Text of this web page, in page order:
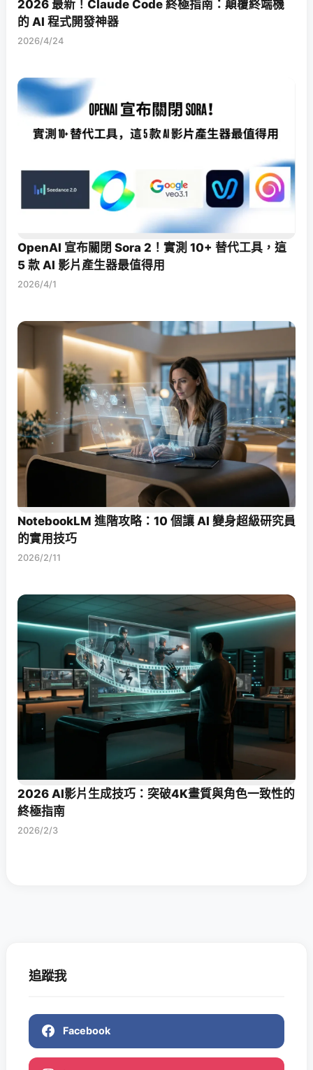
2026 最新！Claude Code 終極指南：顛覆終端機
的 AI 程式開發神器
2026/4/24
OpenAI 宣布關閉 Sora 2！實測 10+ 替代工具，這
5 款 AI 影片產生器最值得用
2026/4/1
NotebookLM 進階攻略：10 個讓 AI 變身超級研究員
的實用技巧
2026/2/11
2026 AI影片生成技巧：突破4K畫質與角色一致性的
終極指南
2026/2/3
追蹤我
Facebook